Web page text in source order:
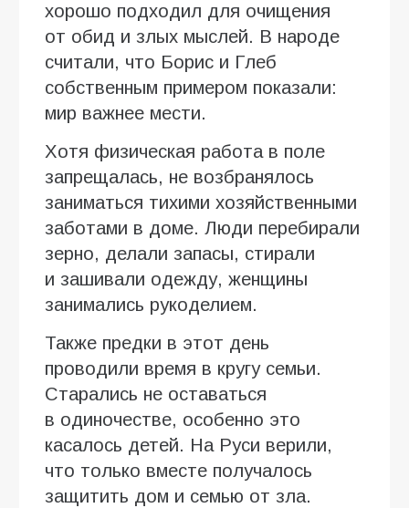
хорошо подходил для очищения
от обид и злых мыслей. В народе
считали, что Борис и Глеб
собственным примером показали:
мир важнее мести.
Хотя физическая работа в поле
запрещалась, не возбранялось
заниматься тихими хозяйственными
заботами в доме. Люди перебирали
зерно, делали запасы, стирали
и зашивали одежду, женщины
занимались рукоделием.
Также предки в этот день
проводили время в кругу семьи.
Старались не оставаться
в одиночестве, особенно это
касалось детей. На Руси верили,
что только вместе получалось
защитить дом и семью от зла.